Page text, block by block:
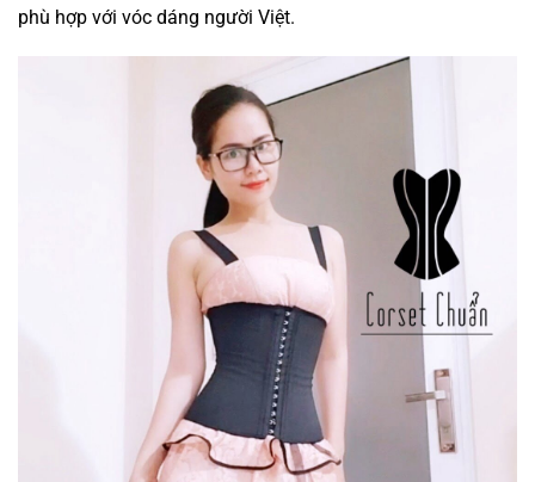
phù hợp với vóc dáng người Việt.